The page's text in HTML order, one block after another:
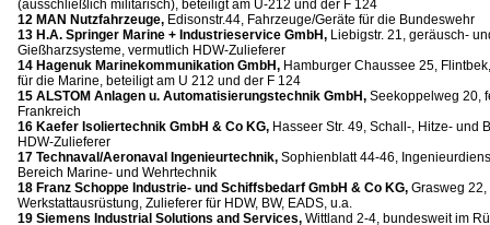
(ausschließlich militärisch), beteiligt am U-212 und der F 124
12 MAN Nutzfahrzeuge, Edisonstr.44, Fahrzeuge/Geräte für die Bundeswehr
13 H.A. Springer Marine + Industrieservice GmbH, Liebigstr. 21, geräusch-
Gießharzsysteme, vermutlich HDW-Zulieferer
14 Hagenuk Marinekommunikation GmbH, Hamburger Chaussee 25,
für die Marine, beteiligt am U 212 und der F 124
15 ALSTOM Anlagen u. Automatisierungstechnik GmbH, Seekoppelweg 20,
Frankreich
16 Kaefer Isoliertechnik GmbH & Co KG, Hasseer Str. 49, Schall-, Hitze- und
HDW-Zulieferer
17 Technaval/Aeronaval Ingenieurtechnik, Sophienblatt 44-46,
Bereich Marine- und Wehrtechnik
18 Franz Schoppe Industrie- und Schiffsbedarf GmbH & Co KG, Grasweg
Werkstattausrüstung, Zulieferer für HDW, BW, EADS, u.a.
19 Siemens Industrial Solutions and Services, Wittland 2-4, bundesweit im